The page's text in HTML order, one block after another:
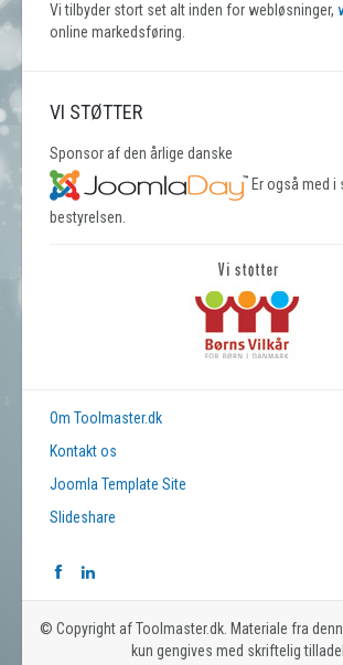
Vi tilbyder stort set alt inden for webløsninger,
online markedsføring.
VI STØTTER
Sponsor af den årlige danske
Er også med i
bestyrelsen.
Om Toolmaster.dk
Kontakt os
Joomla Template Site
Slideshare
© Copyright af Toolmaster.dk. Materiale fra
kun gengives med skriftelig